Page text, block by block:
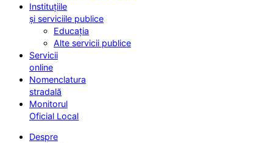
Instituțiile
și serviciile publice
Educația
Alte servicii publice
Servicii
online
Nomenclatura
stradală
Monitorul
Oficial Local
Despre